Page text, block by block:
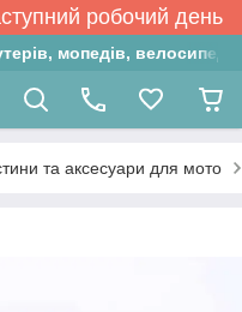
робочий день
мопедів,
та аксесуари для мото